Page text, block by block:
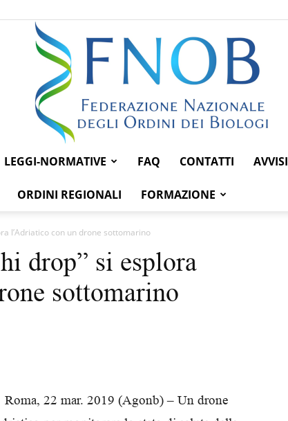
Federazione
LEGGI-NORMATIVE FAQ CONTATTI AVVISI
ORDINI REGIONALI FORMAZIONE
l’Adriatico con un drone sottomarino
drop” si esplora
sottomarino
Roma, 22 mar. 2019 (Agonb) – Un drone